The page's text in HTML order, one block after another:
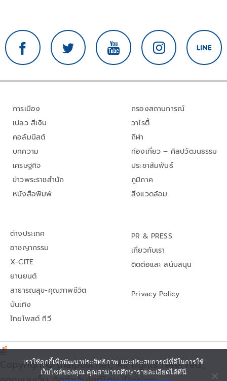
การเมือง
เปลว สีเงิน
คอลัมนิสต์
บทความ
เศรษฐกิจ
ข่าวพระราชสำนัก
หนังสือพิมพ์
กรองสถานการณ์
วาไรตี้
กีฬา
ท่องเที่ยว – ศิลปวัฒนธรรม
ประชาสัมพันธ์
ภูมิภาค
สิ่งแวดล้อม
ต่างประเทศ
อาชญากรรม
X-CITE
ยานยนต์
สาธารณสุข-คุณภาพชีวิต
บันเทิง
ไทยโพสต์ ทีวี
PR & PRESS
เกี่ยวกับเรา
ติดต่อและ สนับสนุน
Privacy Policy
Copyright© thaipost.net, All rights reserved.,
เราใช้คุกกี้เพื่อพัฒนาประสิทธิภาพ และประสบการณ์ที่ดีในการใช้
เว็บไซต์ของคุณ คุณสามารถศึกษารายละเอียดได้ที่นี่